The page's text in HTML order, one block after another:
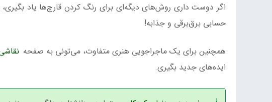
اگر دوست داری روش‌های دیگه‌ای برای رنگ کردن قارچ‌ها یاد
حسابی برق‌برقی و جذابه!
همچنین برای یک ماجراجویی هنری متفاوت، می‌تونی به صفحه
ایده‌های جدید بگیری.